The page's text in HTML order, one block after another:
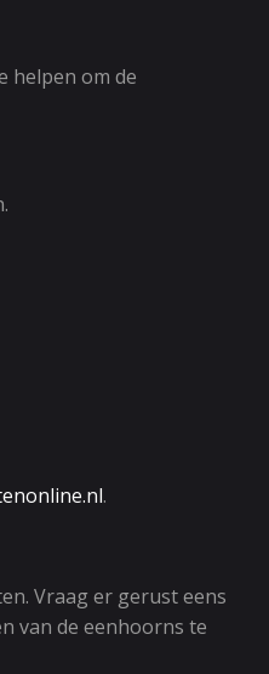
helpen om de
.
Vraag er gerust eens
van de eenhoorns te